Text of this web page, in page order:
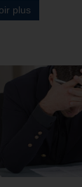
plus